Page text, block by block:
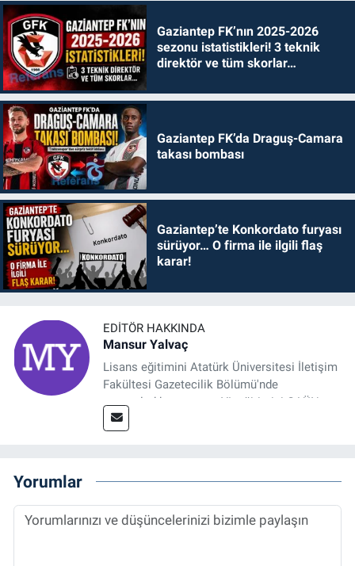
Gaziantep FK’nın 2025-2026
sezonu istatistikleri! 3 teknik
direktör ve tüm skorlar…
Gaziantep FK’da Draguş-Camara
takası bombası
Gaziantep’te Konkordato furyası
sürüyor… O firma ile ilgili flaş
karar!
EDITÖR HAKKINDA
Mansur Yalvaç
Lisans eğitimini Atatürk Üniversitesi İletişim
Fakültesi Gazetecilik Bölümü'nde
tamamladıktan sonra, YL eğitimini GAÜN
Sosyal Bilimler Enstitüsü'nde İletişim ve T. D.
Spor, Sağlık ve Ekonomi Editörü olarak
sürdürmektedir.
Yorumlar